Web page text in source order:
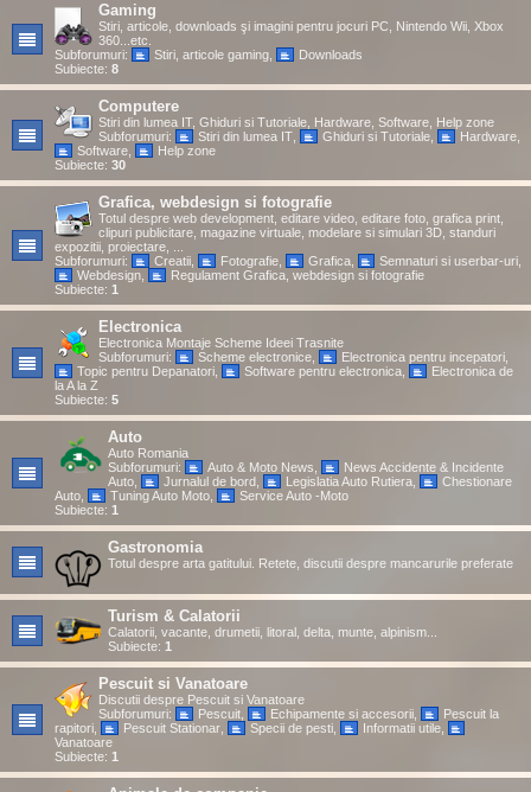
Gaming
Stiri, articole, downloads şi imagini pentru jocuri PC, Nintendo Wii, Xbox
360...etc.
Subforumuri:
Stiri, articole gaming,
Downloads
Subiecte: 8
Computere
Stiri din lumea IT, Ghiduri si Tutoriale, Hardware, Software, Help zone
Subforumuri:
Stiri din lumea IT, Ghiduri si Tutoriale, Hardware,
Software,
Help zone
Subiecte: 30
Grafica, webdesign si fotografie
Totul despre web development, editare video, editare foto, grafica print,
clipuri publicitare, magazine virtuale, modelare si simulari 3D, standuri
expozitii, proiectare, ...
Subforumuri:
Creatii, Fotografie, Grafica, Semnaturi si userbar-uri
Webdesign,
Regulament Grafica, webdesign si fotografie
Subiecte: 1
Electronica
Electronica Montaje Scheme Ideei Trasnite
Subforumuri:
Scheme electronice, Electronica pentru incepatori,
Topic pentru Depanatori, Software pentru electronica,
Electronica de
la A la Z
Subiecte: 5
Auto
Auto Romania
Subforumuri:
Auto & Moto News
News Accidente & Incidente
Auto
Jurnalul de bord, Legislatia Auto Rutiera,
Chestionare
Auto
Tuning Auto Moto,
Service Auto -Moto
Subiecte: 1
Gastronomia
Totul despre arta gatitului. Retete, discutii despre mancarurile preferate
Turism & Calatorii
Calatorii, vacante, drumetii, litoral, delta, munte, alpinism...
Subiecte: 1
Pescuit si Vanatoare
Discutii despre Pescuit si Vanatoare
Subforumuri:
Pescuit, Echipamente si accesorii,
Pescuit la
rapitori
Pescuit Stationar, Specii de pesti, Informatii utile,
Vanatoare
Subiecte: 1